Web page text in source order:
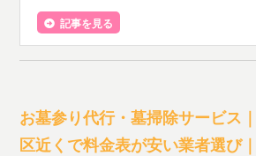
記事を見る
お墓参り代行・墓掃除サービス
区近くで料金表が安い業者選び